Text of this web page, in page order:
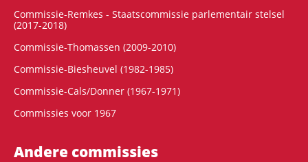
Commissie-Remkes - Staatscommissie parlementair stelsel
(2017-2018)
Commissie-Thomassen (2009-2010)
Commissie-Biesheuvel (1982-1985)
Commissie-Cals/Donner (1967-1971)
Commissies voor 1967
Andere commissies